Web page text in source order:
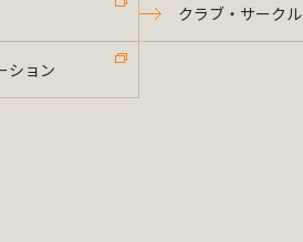
クラブ・サークル
ション